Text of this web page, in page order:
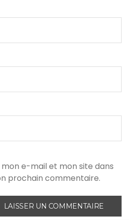
e-mail et mon site dans
prochain commentaire.